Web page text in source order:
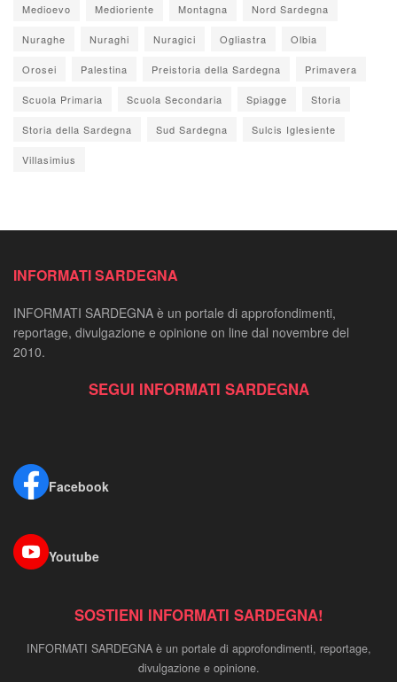
Medioevo Medioriente Montagna Nord Sardegna
Nuraghe Nuraghi Nuragici Ogliastra Olbia
Orosei Palestina Preistoria della Sardegna Primavera
Scuola Primaria Scuola Secondaria Spiagge Storia
Storia della Sardegna Sud Sardegna Sulcis Iglesiente
Villasimius
INFORMATI SARDEGNA
INFORMATI SARDEGNA è un portale di approfondimenti,
reportage, divulgazione e opinione on line dal novembre del
2010.
SEGUI INFORMATI SARDEGNA
Facebook
Youtube
SOSTIENI INFORMATI SARDEGNA!
INFORMATI SARDEGNA è un portale di approfondimenti, reportage,
divulgazione e opinione.